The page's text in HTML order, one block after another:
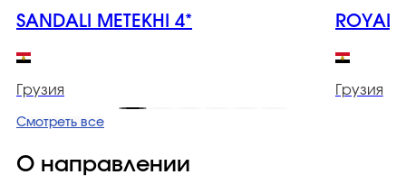
SANDALI METEKHI 4*
Грузия
ROYAL
Грузия
Смотреть все
О направлении